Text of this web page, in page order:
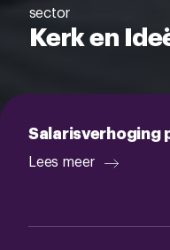
sector
Kerk en
Salarisverhoging
Lees meer